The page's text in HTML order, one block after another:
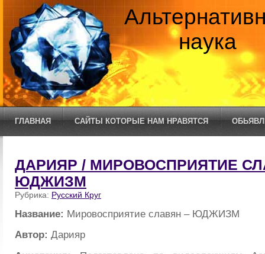
наука
ГЛАВНАЯ САЙТЫ КОТОРЫЕ НАМ НРАВЯТСЯ
ДАРИЯР / МИРОВОСПРИЯТИЕ
ЮДЖИЗМ
Рубрика: Русский Круг
Название: Мировосприятие славян – ЮДЖИЗМ
Автор: Дарияр